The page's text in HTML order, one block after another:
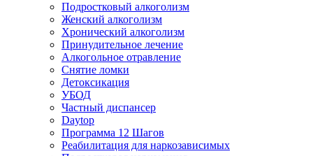
Подростковый алкоголизм
Женский алкоголизм
Хронический алкоголизм
Принудительное лечение
Алкогольное отравление
Снятие ломки
Детоксикация
УБОД
Частный диспансер
Daytop
Программа 12 Шагов
Реабилитация для наркозависимых